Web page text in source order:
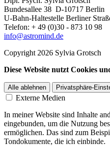
Bundesallee 38 D-10717 Berlin
U-Bahn-Haltestelle Berliner
Telefon: + 49 (0)30 - 873 10 98
info@astromind.de
Copyright 2026 Sylvia Grotsch
Diese Website nutzt Cookies
Alle ablehnen Privatsphäre-
Externe Medien
In meiner Website sind Inhalte
eingebunden, um die Nutzung
ermöglichen. Das sind zum
Tondokumente, die ich einbinde.